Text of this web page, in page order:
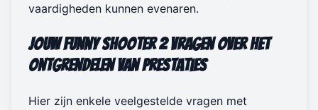
vaardigheden kunnen evenaren.
Jouw Funny Shooter 2 Vragen over Het
Ontgrendelen van Prestaties
Hier zijn enkele veelgestelde vragen met